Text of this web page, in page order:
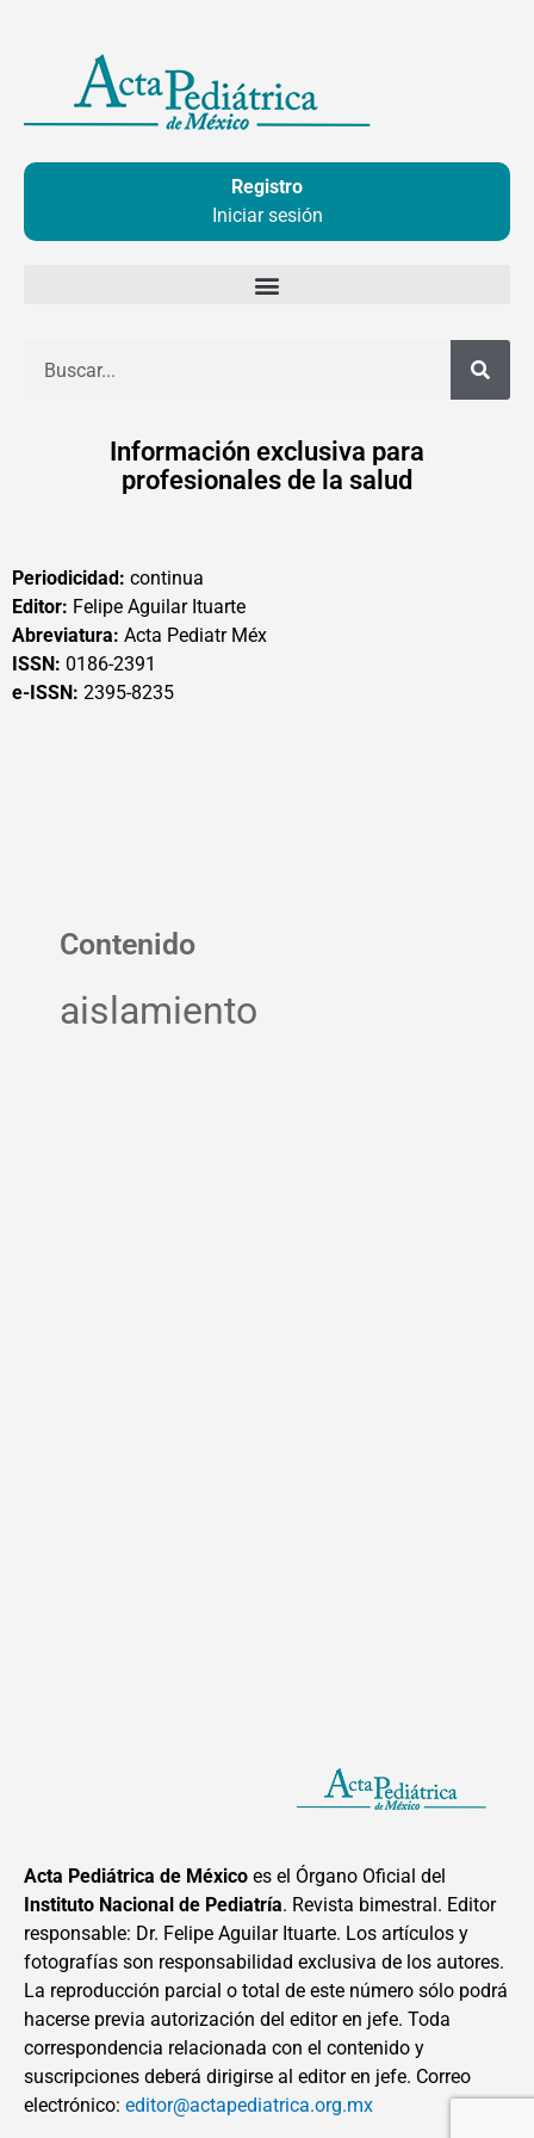
contenido
Registro
Iniciar sesión
Información exclusiva para
profesionales de la salud
Periodicidad: continua
Editor: Felipe Aguilar Ituarte
Abreviatura: Acta Pediatr Méx
ISSN: 0186-2391
e-ISSN: 2395-8235
Contenido
aislamiento
Acta Pediátrica de México es el Órgano Oficial del
Instituto Nacional de Pediatría. Revista bimestral. Editor
responsable: Dr. Felipe Aguilar Ituarte. Los artículos y
fotografías son responsabilidad exclusiva de los autores.
La reproducción parcial o total de este número sólo podrá
hacerse previa autorización del editor en jefe. Toda
correspondencia relacionada con el contenido y
suscripciones deberá dirigirse al editor en jefe. Correo
electrónico: editor@actapediatrica.org.mx